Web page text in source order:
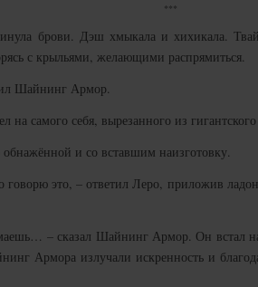
***
брови. Дэш хмыкала и хихикала.
с крыльями, желающими распрямиться.
Шайнинг Армор.
на самого себя, вырезанного из
и со вставшим наизготовку.
говорю это, – ответил Леро, приложив
– сказал Шайнинг Армор. Он встал
Армора излучали искренность и